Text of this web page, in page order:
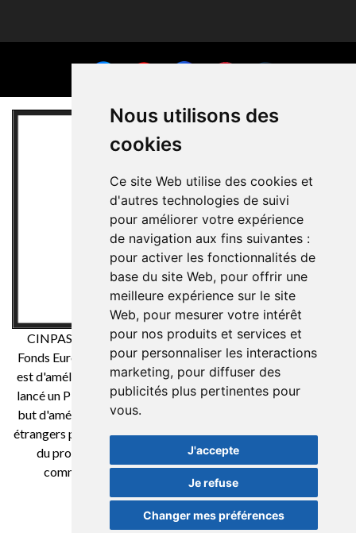
Nous utilisons des
cookies
Ce site Web utilise des cookies et
d'autres technologies de suivi
pour améliorer votre expérience
de navigation aux fins suivantes :
pour activer les fonctionnalités de
base du site Web, pour offrir une
meilleure expérience sur le site
Web, pour mesurer votre intérêt
pour nos produits et services et
pour personnaliser les interactions
marketing, pour diffuser des
publicités plus pertinentes pour
vous.
J'accepte
Je refuse
Changer mes préférences
CINPASA Cintas y Pasamanería SA a été bénéficiaire du
Fonds Européen de Développement Régional dont l'objectif
est d'améliorer la compétitivité des PME et grâce auquel il a
lancé un Plan International de Marketing Numérique dans le
but d'améliorer son positionnement en ligne sur les marchés
étrangers pendant la 2021. Pour cela, il a bénéficié du soutien
du programme XPANDE DIGITAL de la Chambre de
commerce de Reus. Une façon de faire de l'Europe